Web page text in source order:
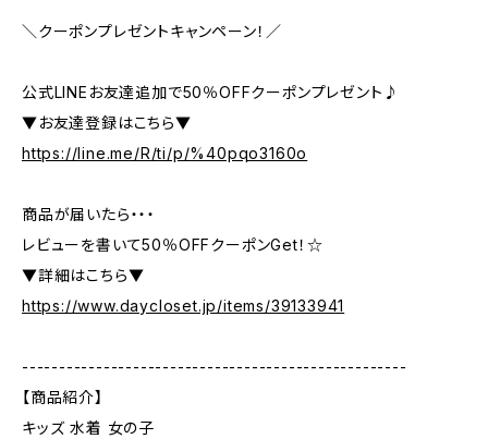
＼クーポンプレゼントキャンペーン！／
公式LINEお友達追加で50％OFFクーポンプレゼント♪
▼お友達登録はこちら▼
https://line.me/R/ti/p/%40pqo3160o
商品が届いたら・・・
レビューを書いて50％OFFクーポンGet！☆
▼詳細はこちら▼
https://www.daycloset.jp/items/39133941
----------------------------------------------------
【商品紹介】
キッズ 水着 女の子